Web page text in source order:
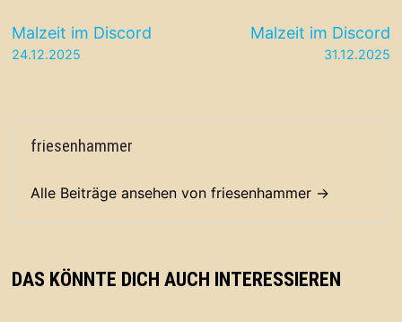
Beitragsnavigation
Malzeit im Discord
24.12.2025
Malzeit im Discord
31.12.2025
friesenhammer
Alle Beiträge ansehen von friesenhammer →
DAS KÖNNTE DICH AUCH INTERESSIEREN